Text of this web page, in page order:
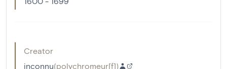
Creator
inconnu(polychromeur[f])